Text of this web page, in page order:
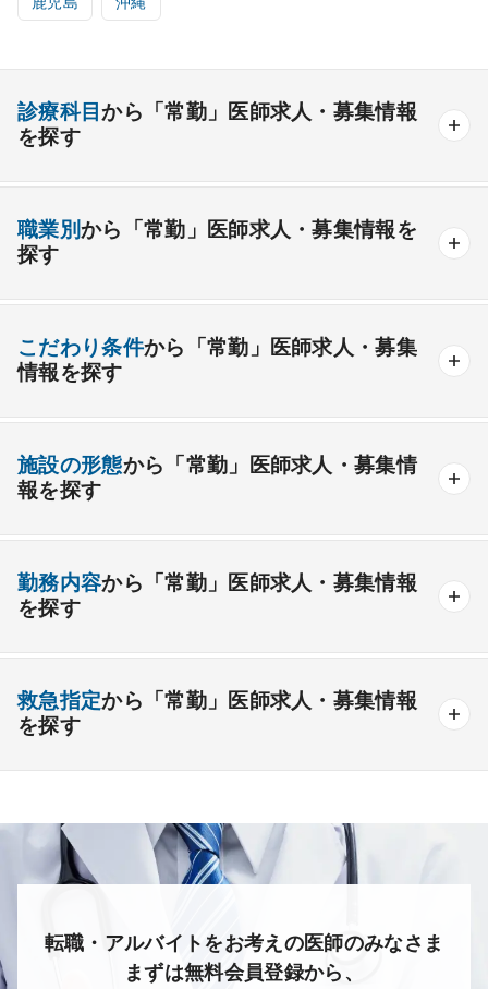
診療科目から「常勤」医師求人・募集情報
を探す
内科系
一般内科 呼吸器内科 消化器内科 循環器内科
老人内科 リウマチ内科 総合診療科
消化器外科
整形外科 形成外科 美容外科
その他
心療内科 泌尿器科 眼科 耳鼻咽喉科
皮膚科
放射線科 救命救急科 病理科 その他
職業別から「常勤」医師求人・募集情報を
探す
こだわり条件から「常勤」医師求人・募集
情報を探す
開業支援あり
外来のみの勤務可能 給与インセンティブ制度あり
夜間当直なしの勤務可
後期研修可能 週4日の勤務可能
オンコールなしの勤務可能 セカンドキャリア歓迎
施設の形態から「常勤」医師求人・募集情
報を探す
療養＋精神
勤務内容から「常勤」医師求人・募集情報
を探す
検査
救急指定から「常勤」医師求人・募集情報
を探す
転職・アルバイトをお考えの医師のみなさま
まずは無料会員登録から、